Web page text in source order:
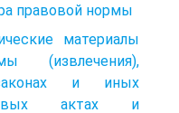
правовой нормы
материалы
(извлечения),
и иных
актах и